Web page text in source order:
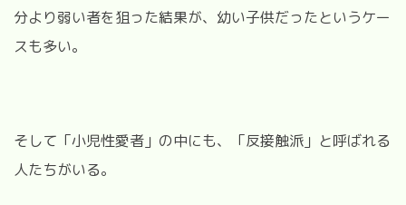
分より弱い者を狙った結果が、幼い子供だったというケー
スも多い。
そして「小児性愛者」の中にも、「反接触派」と呼ばれる
人たちがいる。